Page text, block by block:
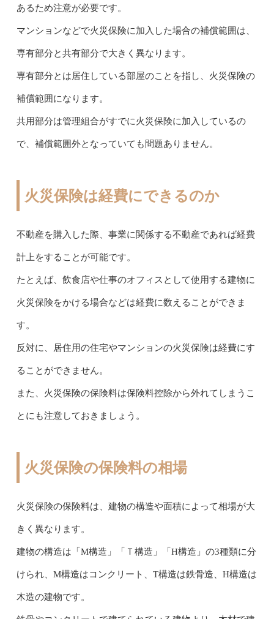
あるため注意が必要です。
マンションなどで火災保険に加入した場合の補償範囲は、
専有部分と共有部分で大きく異なります。
専有部分とは居住している部屋のことを指し、火災保険の
補償範囲になります。
共用部分は管理組合がすでに火災保険に加入しているの
で、補償範囲外となっていても問題ありません。
火災保険は経費にできるのか
不動産を購入した際、事業に関係する不動産であれば経費
計上をすることが可能です。
たとえば、飲食店や仕事のオフィスとして使用する建物に
火災保険をかける場合などは経費に数えることができま
す。
反対に、居住用の住宅やマンションの火災保険は経費にす
ることができません。
また、火災保険の保険料は保険料控除から外れてしまうこ
とにも注意しておきましょう。
火災保険の保険料の相場
火災保険の保険料は、建物の構造や面積によって相場が大
きく異なります。
建物の構造は「M構造」「Ｔ構造」「H構造」の3種類に分
けられ、M構造はコンクリート、T構造は鉄骨造、H構造は
木造の建物です。